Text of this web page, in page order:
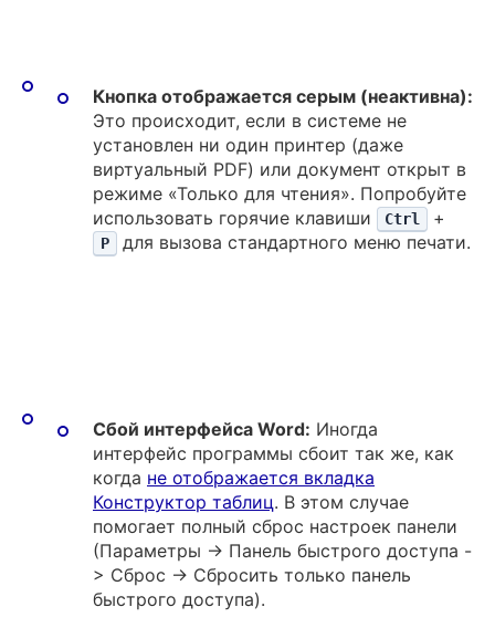
Кнопка отображается серым (неактивна):
Это происходит, если в системе не
установлен ни один принтер (даже
виртуальный PDF) или документ открыт в
режиме «Только для чтения». Попробуйте
использовать горячие клавиши
Ctrl +
P для вызова стандартного меню печати.
Сбой интерфейса Word: Иногда
интерфейс программы сбоит так же, как
когда не отображается вкладка
Конструктор таблиц. В этом случае
помогает полный сброс настроек панели
(Параметры -> Панель быстрого доступа -
> Сброс -> Сбросить только панель
быстрого доступа).